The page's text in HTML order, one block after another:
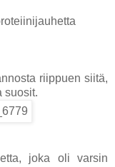
riippuen siitä,
suosit.
joka oli varsin